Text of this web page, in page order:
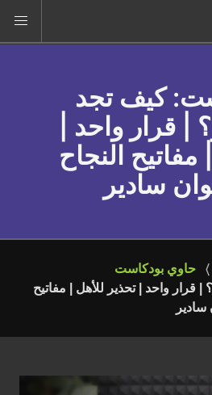
: كيف تجد
| قرار واحد |
النجاح
سادير
حاوي بودكاست
قرار واحد | تحذير للأهل | مفاتيح
سادير